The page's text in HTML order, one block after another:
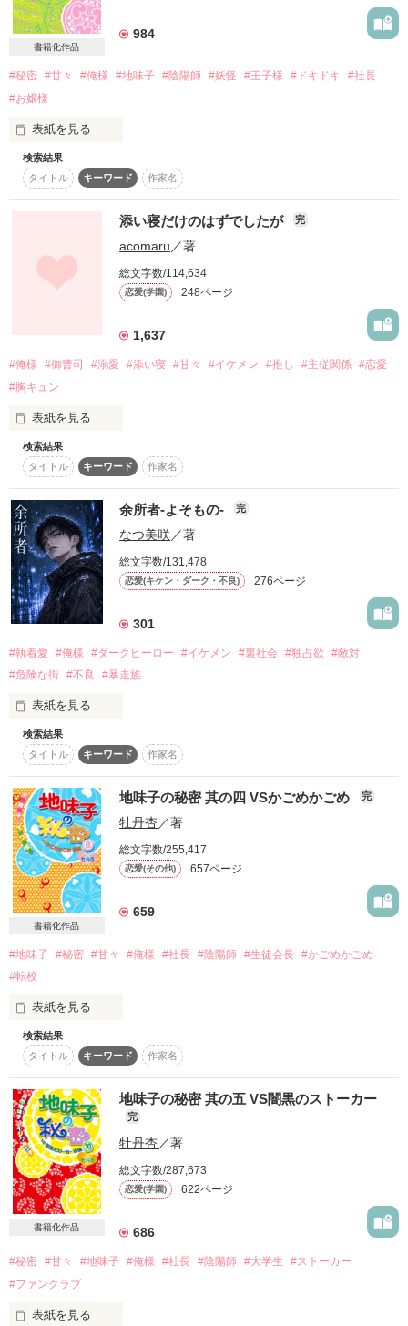
本当にありがとうございます!!
2017/12/25
新装版 地味子の秘密 VS黒羽の大妖怪
発売していただきました！
応援ありがとうございます。
作品を読む
思惑が交差する…――
「ねえ、過去のアタシ。力を貸して」
「標的は露天街の外れ。AnBarを……潰せ」
絡みつく愛情…――
「俺はもう、この街ごとお前を手に入れる」
ここは疼痛愛の交差点。
秩序なきこの場所で敢えて答えを求めるとするならば。
シトウを統べる者を、心得よ。
くるみたいですけど・・・
つまりアタシって今
危険地帯のド真ん中ストライク!?
アタシを守ってくれるアイツは
『神』と呼ばれる不思議な力の持ち主
純和風な超イケメン
彼はいつも冷たい態度なのに
アタシとアイツの間に繋がる絆の糸。
でも糸の裏にうごめく隠された真実が
ふたりの未来に容赦なく立ちはだかる
ねぇ、どんなに苦しくて
どんなに泣いたって、それでも
『たとえ何が起こっても
パープルレーベル賞受賞。
書籍化いたしました。
皆様のお陰です。
本当にありがとうございます!
書籍化作品
984
#秘密 #甘々 #俺様 #地味子 #陰陽師 #妖怪 #王子様 #ドキドキ
#社長
#お嬢様
表紙を見る
あたし、神崎杏樹。
高校２年生。
誰にも言えない秘密がある。
内緒で学園の王子様と
《陰陽師》であること！
高２になった杏樹と陸。
事件が解決し
また甘々な学園生活が送れると
思っていたが……？
幸せに暮らしたい２人に
次々と難題が降り懸かる??
‡天然地味子‡
神崎杏樹
×
滝本陸
「杏ちゃん、チューは？」
「えっ!?ネズミいるのっ!?
イヤッ……!!」
「……そっちじゃねーよ」
たくさんの温かい
感想とレビューを
ありがとうございます！
START―2010/02/24―
END―2010/05/19―
641ページより“おまけ”を
追加してます☆
2011/05/25
文庫⑤発売！
2011/06/25
⑥文庫化決定しました！
本当に応援ありがとうございます
m(._.)m
こちらは修正前のモノです。
大変読みにくく、
文庫版の方が読みやすいかと思われます。
文庫にしかないシーンもございます。
検索結果
タイトル
キーワード 作家名
添い寝だけのはずでしたが 完
acomaru ／著
総文字数/114,634
恋愛(学園) 248ページ
1,637
#俺様 #御曹司 #溺愛 #添い寝 #甘々 #イケメン #推し #主従関係 #恋愛
#胸キュン
表紙を見る
庶民の私が、超セレブ校に転入！
しかも高級車の送迎付き？
おまけに豪華な家に住めて
おいしい食事付きの好条件。
だけど喜んでばかりもいられない。
ある役目がある。
それは……。
お屋敷に住む御曹司で俺様
ワガママ、傍若無人な学園の問題児。
水島　葵と
毎日同じベッドで眠ること!?
嘘でしょ？
※書籍版は大幅に加筆・修正をしています。
ふたりの添い寝の様子や
身の回りに起こる出来事を変更し
さらにドキドキしていただけるような
内容となっています。
どちらもお楽しみいただけますと
嬉しいです！
検索結果
タイトル
キーワード 作家名
余所者-よそもの- 完
なつ美咲／著
総文字数/131,478
恋愛(キケン・ダーク・不良) 276ページ
301
#執着愛 #俺様 #ダークヒーロー #イケメン #裏社会 #独占欲
#敵対
#危険な街 #不良 #暴走族
表紙を見る
「後悔するか？あの日、俺に拾われたこと」
DV彼氏から逃げた先。
堕ちた街の名は糸冬（シトウ）町。
通称、” 終わりの街 "
・
・
・
「余所者か」
――…排他的なこの場所で、
「それが、それだけが。お前にとって重要なことだ」
思惑が交差する…――
「最近ソイツが消えた」
――…潜む狂気と、
「死ねてよかったよねぇ」
検索結果
タイトル
キーワード 作家名
書籍化作品
地味子の秘密 其の四 VSかごめかごめ 完
牡丹杏／著
総文字数/255,417
恋愛(その他) 657ページ
659
#地味子 #秘密 #甘々 #俺様 #社長 #陰陽師 #生徒会長 #かごめかごめ
#転校
表紙を見る
あたし、神崎杏樹。
高校３年生。
一見…一般家庭に見えるけど
あたしん家には秘密がある
ひとつは陰陽師の家系で
あたしも
妖怪退治の仕事をしてます！
もうひとつは……
日本経済界を代表する
久々に穏やかな日々を
検索結果
タイトル
キーワード 作家名
書籍化作品
地味子の秘密 其の五 VS闇黒のストーカー
完
牡丹杏／著
総文字数/287,673
恋愛(学園) 622ページ
686
#秘密 #甘々 #地味子 #俺様 #社長 #陰陽師 #大学生
#ストーカー
#ファンクラブ
表紙を見る